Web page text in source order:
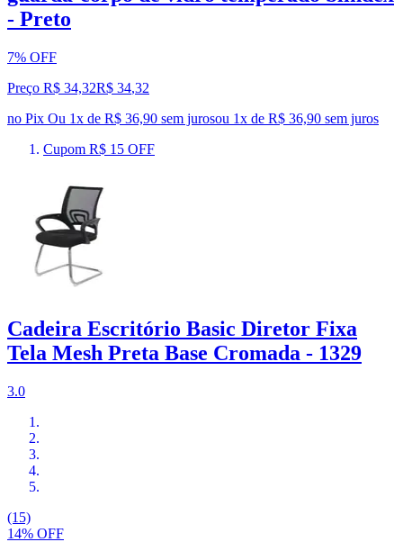
- Preto
7% OFF
Preço R$ 34,32R$ 34,32
no Pix Ou 1x de R$ 36,90 sem jurosou 1x de R$ 36,90 sem juros
Cupom R$ 15 OFF
Cadeira Escritório Basic Diretor Fixa
Tela Mesh Preta Base Cromada - 1329
3.0
(15)
14% OFF